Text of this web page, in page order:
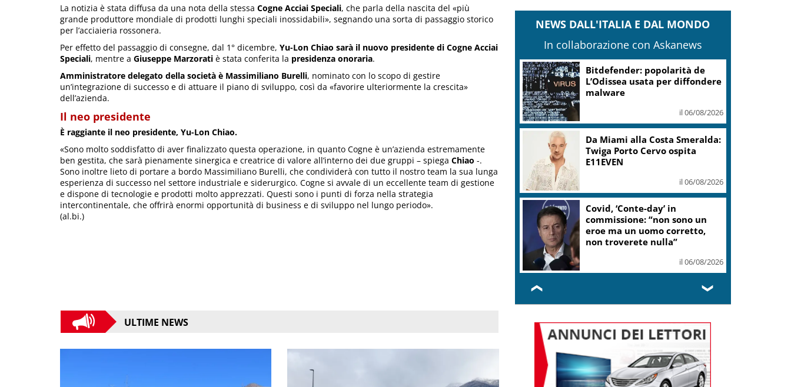
La notizia è stata diffusa da una nota della stessa Cogne Acciai Speciali, che parla della nascita del «più
grande produttore mondiale di prodotti lunghi speciali inossidabili», segnando una sorta di passaggio storico
per l’acciaieria rossonera.
Per effetto del passaggio di consegne, dal 1° dicembre, Yu-Lon Chiao sarà il nuovo presidente di Cogne Acciai
Speciali, mentre a Giuseppe Marzorati è stata conferita la presidenza onoraria.
Amministratore delegato della società è Massimiliano Burelli, nominato con lo scopo di gestire
un’integrazione di successo e di attuare il piano di sviluppo, così da «favorire ulteriormente la crescita»
dell’azienda.
Il neo presidente
È raggiante il neo presidente, Yu-Lon Chiao.
«Sono molto soddisfatto di aver finalizzato questa operazione, in quanto Cogne è un’azienda estremamente
ben gestita, che sarà pienamente sinergica e creatrice di valore all’interno dei due gruppi – spiega Chiao -.
Sono inoltre lieto di portare a bordo Massimiliano Burelli, che condividerà con tutto il nostro team la sua lunga
esperienza di successo nel settore industriale e siderurgico. Cogne si avvale di un eccellente team di gestione
e dispone di tecnologie e prodotti molto apprezzati. Questi sono i punti di forza nella strategia
intercontinentale, che offrirà enormi opportunità di business e di sviluppo nel lungo periodo».
(al.bi.)
ULTIME NEWS
NEWS DALL'ITALIA E DAL MONDO
In collaborazione con Askanews
Bitdefender: popolarità de
L’Odissea usata per diffondere
malware
il 06/08/2026
Da Miami alla Costa Smeralda:
Twiga Porto Cervo ospita
E11EVEN
il 06/08/2026
Covid, ‘Conte-day’ in
commissione: “non sono un
eroe ma un uomo corretto,
non troverete nulla”
il 06/08/2026
❮ ❯